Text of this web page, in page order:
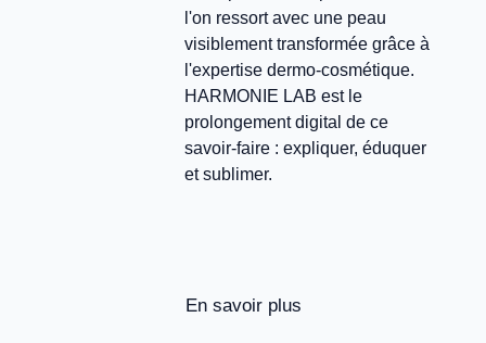
l'on ressort avec une peau
visiblement transformée grâce à
l'expertise dermo-cosmétique.
HARMONIE LAB est le
prolongement digital de ce
savoir-faire : expliquer, éduquer
et sublimer.
En savoir plus